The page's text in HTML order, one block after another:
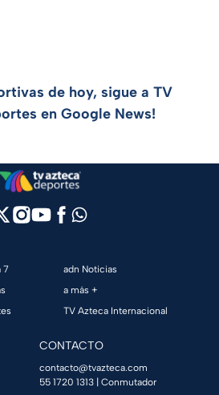
de hoy, sigue a TV
en Google News!
7
adn Noticias
a más +
TV Azteca Internacional
CONTACTO
contacto@tvazteca.com
55 1720 1313 | Conmutador